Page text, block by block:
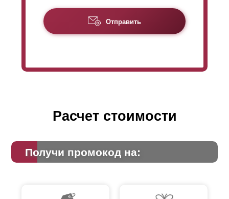
Отправить
Расчет стоимости
Получи промокод на: